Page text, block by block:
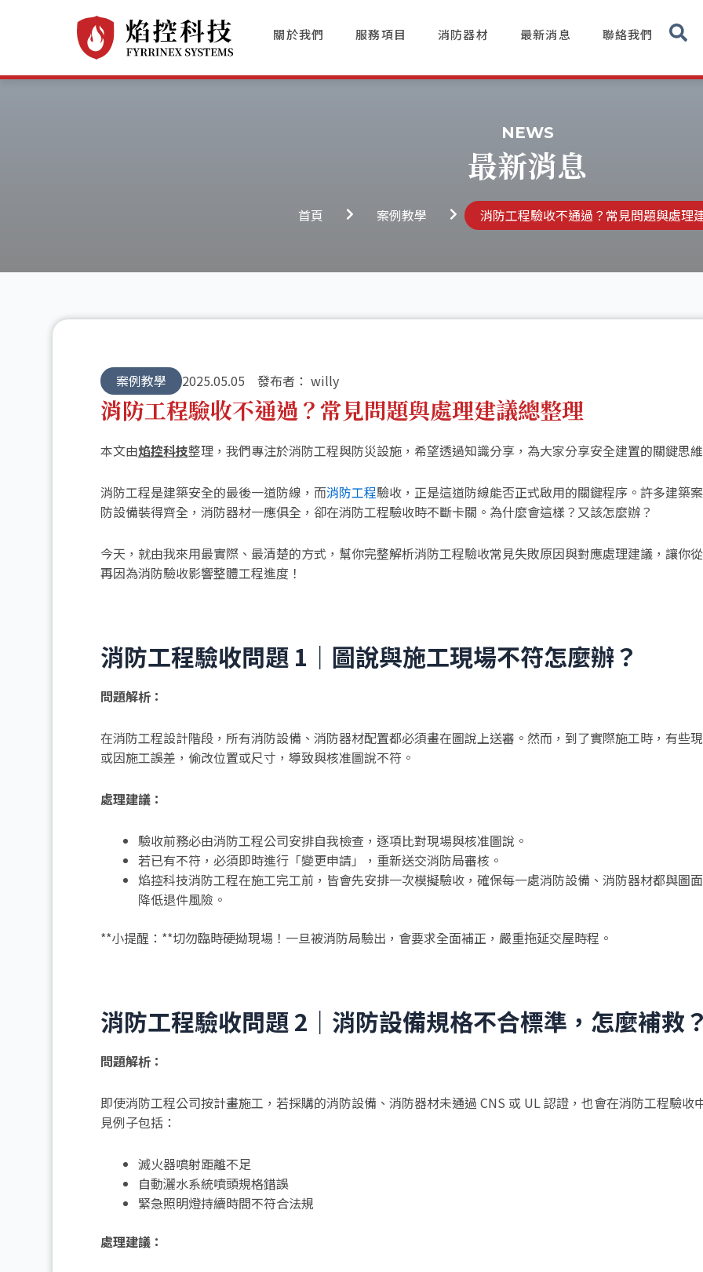
關於我們 服務項目 消防器材 最新消息 聯絡我們
NEWS
最新消息
首頁 案例教學 消防工程驗收不通過？常見問題與處理
案例教學 2025.05.05 發布者： willy
消防工程驗收不通過？常見問題與處理建議總整理
本文由焰控科技整理，我們專注於消防工程與防災設施，希望透過知識分享，為大家分享安全建置的關鍵思
消防工程是建築安全的最後一道防線，而消防工程驗收，正是這道防線能否正式啟用的關鍵程序。許多建築
防設備裝得齊全，消防器材一應俱全，卻在消防工程驗收時不斷卡關。為什麼會這樣？又該怎麼辦？
今天，就由我來用最實際、最清楚的方式，幫你完整解析消防工程驗收常見失敗原因與對應處理建議，讓你
再因為消防驗收影響整體工程進度！
消防工程驗收問題 1｜圖說與施工現場不符怎麼辦？
問題解析：
在消防工程設計階段，所有消防設備、消防器材配置都必須畫在圖說上送審。然而，到了實際施工時，有些
或因施工誤差，偷改位置或尺寸，導致與核准圖說不符。
處理建議：
驗收前務必由消防工程公司安排自我檢查，逐項比對現場與核准圖說。
若已有不符，必須即時進行「變更申請」，重新送交消防局審核。
焰控科技消防工程在施工完工前，皆會先安排一次模擬驗收，確保每一處消防設備、消防器材都與圖
降低退件風險。
**小提醒：**切勿臨時硬拗現場！一旦被消防局驗出，會要求全面補正，嚴重拖延交屋時程。
消防工程驗收問題 2｜消防設備規格不合標準，怎麼補救
問題解析：
即使消防工程公司按計畫施工，若採購的消防設備、消防器材未通過 CNS 或 UL 認證，也會在消防工程驗收
見例子包括：
滅火器噴射距離不足
自動灑水系統噴頭規格錯誤
緊急照明燈持續時間不符合法規
處理建議：